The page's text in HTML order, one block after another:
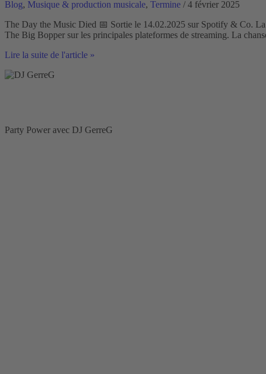
Blog, Musique & production musicale, Termine / 4 février 2025
The Day the Music Died 📅 Sortie le 14.02.2025 sur Spotify & Co.
The Big Bopper sur les principales plateformes de streaming. La
DJ
présente
Music
Lire la suite de l'article »
Party Power avec DJ GerreG